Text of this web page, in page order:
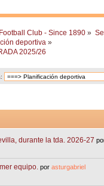
Club - Since 1890 »
deportiva »
2025/26
durante la tda. 2026-27
equipo. porasturgabriel